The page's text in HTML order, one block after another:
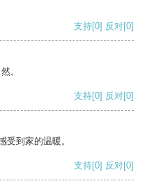
支持[0] 反对[0]
。
支持[0] 反对[0]
受到家的温暖。
支持[0] 反对[0]